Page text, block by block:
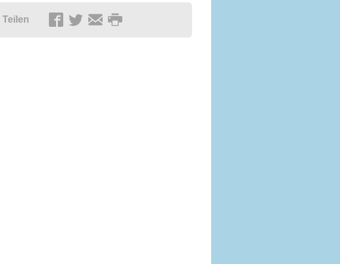
Teilen